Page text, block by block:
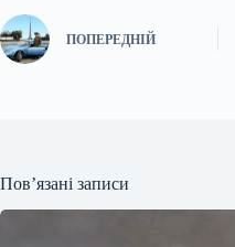
ПОПЕРЕДНІЙ
Пов’язані записи